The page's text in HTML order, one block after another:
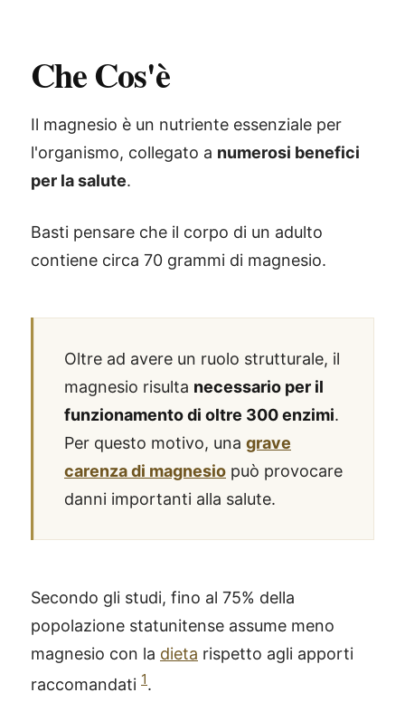
Che Cos'è
Il magnesio è un nutriente essenziale per
l'organismo, collegato a numerosi benefici
per la salute.
Basti pensare che il corpo di un adulto
contiene circa 70 grammi di magnesio.
Oltre ad avere un ruolo strutturale, il
magnesio risulta necessario per il
funzionamento di oltre 300 enzimi.
Per questo motivo, una grave
carenza di magnesio può provocare
danni importanti alla salute.
Secondo gli studi, fino al 75% della
popolazione statunitense assume meno
magnesio con la dieta rispetto agli apporti
raccomandati 1.